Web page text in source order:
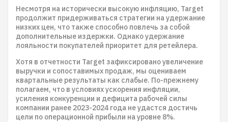
Несмотря на исторически высокую инфляцию, Target
продолжит придерживаться стратегии на удержание
низких цен, что также способно повлечь за собой
дополнительные издержки. Однако удержание
лояльности покупателей приоритет для ретейлера.
Хотя в отчетности Target зафиксировано увеличение
выручки и сопоставимых продаж, мы оцениваем
квартальные результаты как слабые. По-прежнему
полагаем, что в условиях ускорения инфляции,
усиления конкуренции и дефицита рабочей силы
компании ранее 2023-2024 года не удастся достичь
цели по операционной прибыли на уровне 8%.